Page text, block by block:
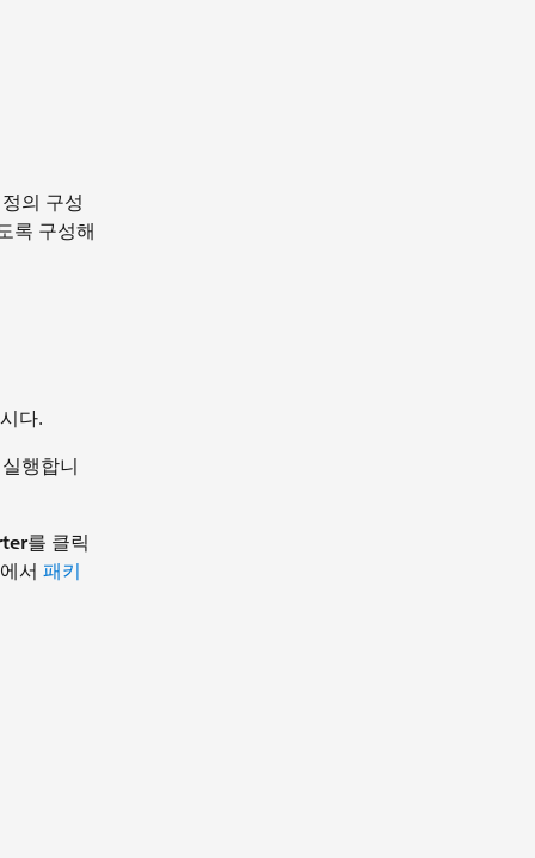
의 구성
록 구성해
다.
행합니
를 클릭
서 패키